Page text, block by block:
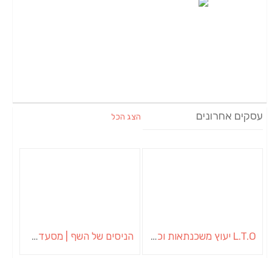
עסקים אחרונים הצג הכל
L.T.O יעוץ משכנתאות וכלכלת משפחה | יועץ משכנתאות באשכול הניסים של השף | מסעדת שף בבית | ארוחות גורמה